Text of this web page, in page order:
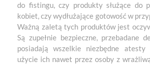
do fistingu, czy produkty służące do
kobiet, czy wydłużające gotowość w
Ważną zaletą tych produktów jest
Są zupełnie bezpieczne, przebadane
posiadają wszelkie niezbędne atesty
użycie ich nawet przez osoby z